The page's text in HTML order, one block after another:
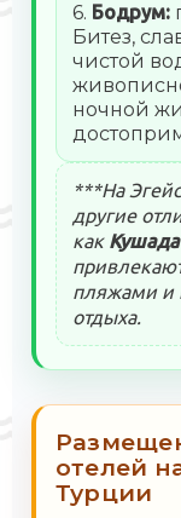
6. Бодрум:
Битез,
чистой
ночной
***На
другие
как
пляжами и
отдыха.
отелей
Турции